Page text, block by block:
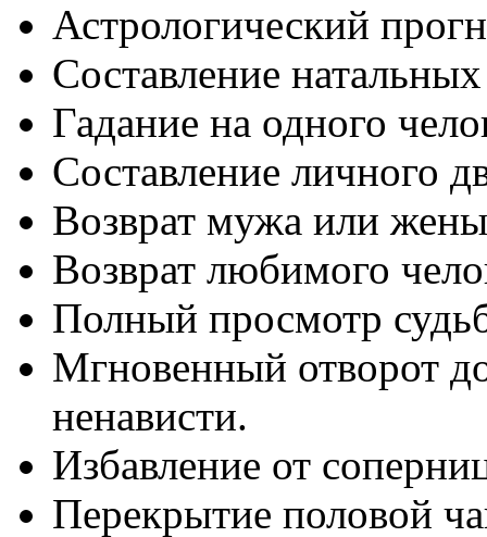
Астрологический
Составление
Гадание на одного
Составление личного
Возврат мужа или
Возврат любимого
Полный просмотр
Мгновенный отворот
ненависти.
Избавление от
Перекрытие половой